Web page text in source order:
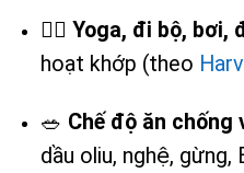
🧘‍♀️Yoga, đi bộ, bơi,
hoạt khớp (theo
🥗 Chế độ ăn chống
dầu oliu, nghệ, gừng,